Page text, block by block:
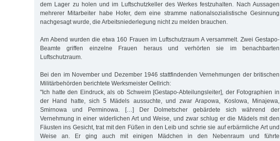
dem Lager zu holen und im Luftschutzkeller des Werkes festzuhalten. Nach Aussagen
mehrerer Mitarbeiter habe Hofer, dem eine stramme nationalsozialistische Gesinnung
nachgesagt wurde, die Arbeitsniederlegung nicht zu melden brauchen.
Am Abend wurden die etwa 160 Frauen im Luftschutzraum A versammelt. Zwei Gestapo-
Beamte griffen einzelne Frauen heraus und verhörten sie im benachbarten
Luftschutzraum.
Bei den im November und Dezember 1946 stattfindenden Vernehmungen der britischen
Militärbehörden berichtete Werksmeister Oellrich:
"Ich hatte den Eindruck, als ob Schweim [Gestapo-Abteilungsleiter], der Fotographien in
der Hand hatte, sich 5 Mädels aussuchte, und zwar Arapowa, Koslowa, Minajewa,
Smirnowa und Perminowa. […] Der Dolmetscher gebärdete sich während der
Vernehmung in einer widerlichen Art und Weise, und zwar schlug er die Mädels mit den
Fäusten ins Gesicht, trat mit den Füßen in den Leib und schrie sie auf erbärmliche Art und
Weise an. Er ging auch mit einigen Mädchen in den Nebenraum und führte